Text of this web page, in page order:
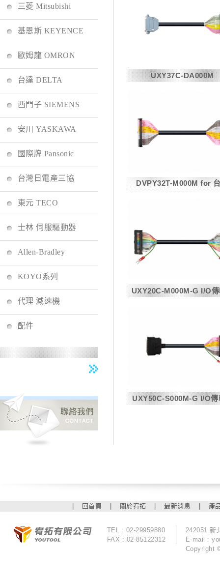
三菱 Mitsubishi
基恩斯 KEYENCE
歐姆龍 OMRON
台達 DELTA
西門子 SIEMENS
安川 YASKAWA
國際牌 Pansonic
台灣日電產三協
東元 TECO
士林 伺服驅動器
Allen-Bradley
KOYO系列
代理 減速機
配件
UXY37C-DA000M
DVPY32T-M000M for
UXY20C-M000M-G I/O
UXY50C-S000M-G I/O
回首頁 關於宥拓 最新消息 產
TEL : 02-29959880
FAX : 02-85122312
242051 新
E-mail :
Copyright